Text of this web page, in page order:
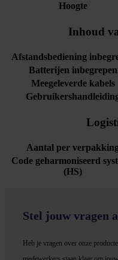
Hoogte
Inhoud
Afstandsbediening
Batterijen inbegrepen
Meegeleverde kabels
Aantal per verpakking
Code geharmoniseerd
(HS)
Stel jouw vragen
Heb je vragen over onze